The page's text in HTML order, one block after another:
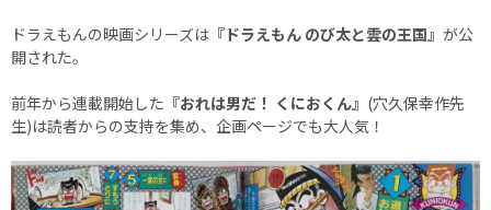
ドラえもんの映画シリーズは 『ドラえもん のび太と雲の王国』 が公
開された。
前年から連載開始した 『おれは男だ！ くにおくん』 (穴久保幸作先
生)は読者からの支持を集め、企画ページでも大人気！